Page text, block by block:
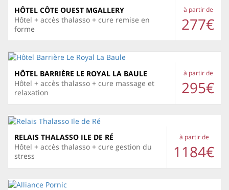
HÔTEL CÔTE OUEST MGALLERY
Hôtel + accès thalasso + cure remise en
forme
à partir de
277€
HÔTEL BARRIÈRE LE ROYAL LA BAULE
Hôtel + accès thalasso + cure massage et
relaxation
à partir de
295€
RELAIS THALASSO ILE DE RÉ
Hôtel + accès thalasso + cure gestion du
stress
à partir de
1184€